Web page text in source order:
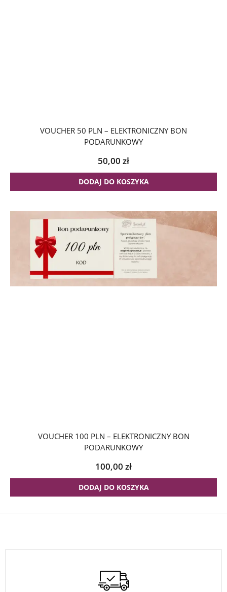
VOUCHER 50 PLN – ELEKTRONICZNY BON
PODARUNKOWY
50,00 zł
DODAJ DO KOSZYKA
VOUCHER 100 PLN – ELEKTRONICZNY BON
PODARUNKOWY
100,00 zł
DODAJ DO KOSZYKA